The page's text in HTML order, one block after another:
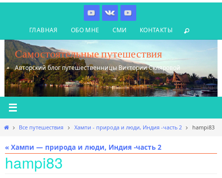
содержимому
ГЛАВНАЯ ОБО МНЕ СМИ КОНТАКТЫ
Самостоятельные путешествия
Авторский блог путешественницы Виктории Скляровой
Главная
Все путешествия Хампи - природа и люди, Индия -часть 2 hampi83
« Хампи — природа и люди, Индия -часть 2
hampi83